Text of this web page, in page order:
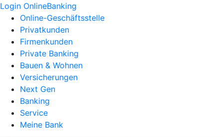
Login OnlineBanking
Online-Geschäftsstelle
Privatkunden
Firmenkunden
Private Banking
Bauen & Wohnen
Versicherungen
Next Gen
Banking
Service
Meine Bank